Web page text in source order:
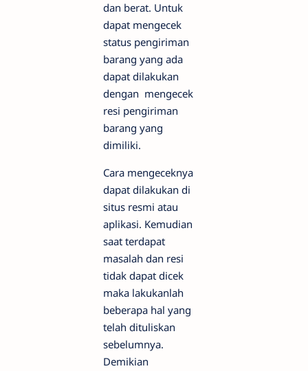
dan berat. Untuk
dapat mengecek
status pengiriman
barang yang ada
dapat dilakukan
dengan mengecek
resi pengiriman
barang yang
dimiliki.
Cara mengeceknya
dapat dilakukan di
situs resmi atau
aplikasi. Kemudian
saat terdapat
masalah dan resi
tidak dapat dicek
maka lakukanlah
beberapa hal yang
telah dituliskan
sebelumnya.
Demikian